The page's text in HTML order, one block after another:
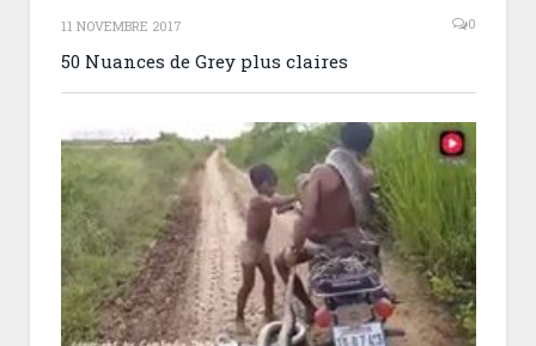
11 NOVEMBRE 2017 0
50 Nuances de Grey plus claires